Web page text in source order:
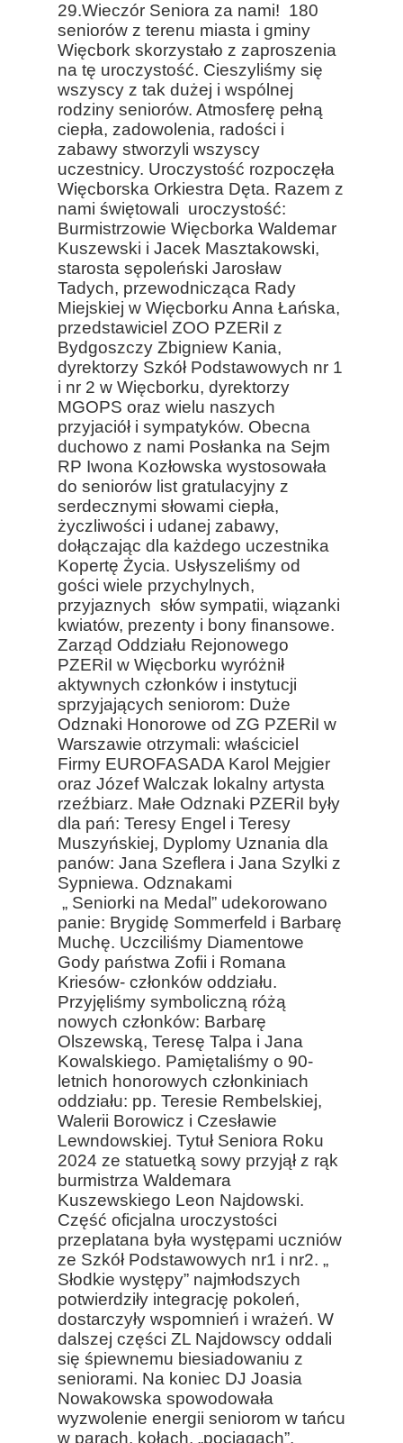
29.Wieczór Seniora za nami! 180
seniorów z terenu miasta i gminy
Więcbork skorzystało z zaproszenia
na tę uroczystość. Cieszyliśmy się
wszyscy z tak dużej i wspólnej
rodziny seniorów. Atmosferę pełną
ciepła, zadowolenia, radości i
zabawy stworzyli wszyscy
uczestnicy. Uroczystość rozpoczęła
Więcborska Orkiestra Dęta. Razem z
nami świętowali uroczystość:
Burmistrzowie Więcborka Waldemar
Kuszewski i Jacek Masztakowski,
starosta sępoleński Jarosław
Tadych, przewodnicząca Rady
Miejskiej w Więcborku Anna Łańska,
przedstawiciel ZOO PZERiI z
Bydgoszczy Zbigniew Kania,
dyrektorzy Szkół Podstawowych nr 1
i nr 2 w Więcborku, dyrektorzy
MGOPS oraz wielu naszych
przyjaciół i sympatyków. Obecna
duchowo z nami Posłanka na Sejm
RP Iwona Kozłowska wystosowała
do seniorów list gratulacyjny z
serdecznymi słowami ciepła,
życzliwości i udanej zabawy,
dołączając dla każdego uczestnika
Kopertę Życia. Usłyszeliśmy od
gości wiele przychylnych,
przyjaznych słów sympatii, wiązanki
kwiatów, prezenty i bony finansowe.
Zarząd Oddziału Rejonowego
PZERiI w Więcborku wyróżnił
aktywnych członków i instytucji
sprzyjających seniorom: Duże
Odznaki Honorowe od ZG PZERiI w
Warszawie otrzymali: właściciel
Firmy EUROFASADA Karol Mejgier
oraz Józef Walczak lokalny artysta
rzeźbiarz. Małe Odznaki PZERiI były
dla pań: Teresy Engel i Teresy
Muszyńskiej, Dyplomy Uznania dla
panów: Jana Szeflera i Jana Szylki z
Sypniewa. Odznakami
„ Seniorki na Medal” udekorowano
panie: Brygidę Sommerfeld i Barbarę
Muchę. Uczciliśmy Diamentowe
Gody państwa Zofii i Romana
Kriesów- członków oddziału.
Przyjęliśmy symboliczną różą
nowych członków: Barbarę
Olszewską, Teresę Talpa i Jana
Kowalskiego. Pamiętaliśmy o 90-
letnich honorowych członkiniach
oddziału: pp. Teresie Rembelskiej,
Walerii Borowicz i Czesławie
Lewndowskiej. Tytuł Seniora Roku
2024 ze statuetką sowy przyjął z rąk
burmistrza Waldemara
Kuszewskiego Leon Najdowski.
Część oficjalna uroczystości
przeplatana była występami uczniów
ze Szkół Podstawowych nr1 i nr2. „
Słodkie występy” najmłodszych
potwierdziły integrację pokoleń,
dostarczyły wspomnień i wrażeń. W
dalszej części ZL Najdowscy oddali
się śpiewnemu biesiadowaniu z
seniorami. Na koniec DJ Joasia
Nowakowska spowodowała
wyzwolenie energii seniorom w tańcu
w parach, kołach, „pociągach”,